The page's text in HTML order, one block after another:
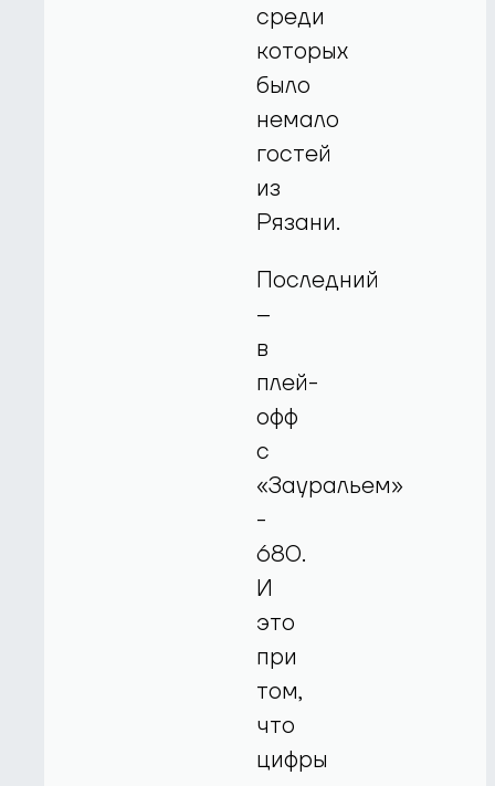
среди
которых
было
немало
гостей
из
Рязани.
Последний
–
в
плей-
офф
с
«Зауральем»
-
680.
И
это
при
том,
что
цифры